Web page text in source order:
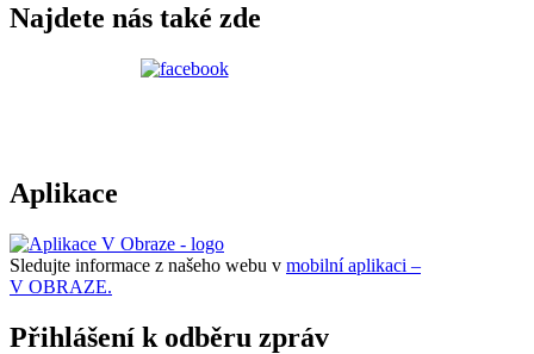
Najdete nás také zde
Aplikace
Sledujte informace z našeho webu v mobilní aplikaci –
V OBRAZE.
Přihlášení k odběru zpráv